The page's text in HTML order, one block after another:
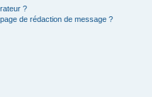
?
de rédaction de message ?